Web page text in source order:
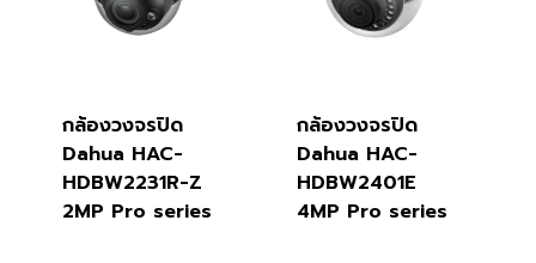
กล้องวงจรปิด
Dahua HAC-
HDBW2231R-Z
2MP Pro series
กล้องวงจรปิด
Dahua HAC-
HDBW2401E
4MP Pro series